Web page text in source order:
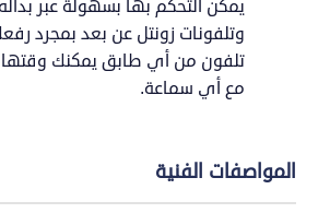
يمكن التحكم بها بسهولة عبر
وتلفونات زونتل عن بعد بمجرد
تلفون من أي طابق يمكنك وقتها
مع أي سماعة.
المواصفات الفنية